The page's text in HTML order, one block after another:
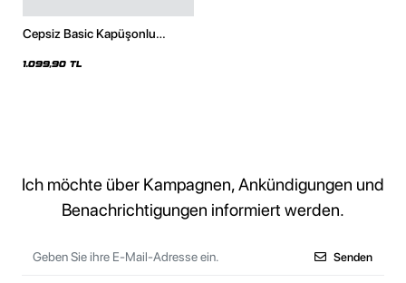
Cepsiz Basic Kapüşonlu
1.099,90 TL
Ich möchte über Kampagnen, Ankündigungen und
Benachrichtigungen informiert werden.
Senden